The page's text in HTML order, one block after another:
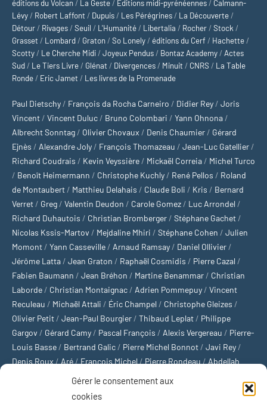
Gérer le consentement aux
cookies
éditions du Volcan / La Geste / Éditions midi-pyrénéennes / Calmann-
Lévy / Robert Laffont / Dupuis / Les Pérégrines / La Découverte /
Détour / Rivages /Seuil / L'Humanité / Libertalia / Rocher /Stock /
Grasset / Lombard / Graton /So Lonely /éditions du Cerf / Hachette /
Scotty / Le Cherche Midi /Joyeux Pendus / Bontaz Academy / Actes
Sud / Le Tiers Livre / Glénat / Divergences / Minuit / CNRS / La Table
Ronde / Eric Jamet / Les livres de la Promenade
Paul Dietschy / François da Rocha Carneiro / Didier Rey / Joris
Vincent / Vincent Duluc / Bruno Colombari / Yann Ohnona /
Albrecht Sonntag / Olivier Chovaux / Denis Chaumier / Gérard
Ejnès / Alexandre Joly / François Thomazeau / Jean-Luc Gatellier /
Richard Coudrais / Kevin Veyssière / Mickaël Correia / Michel Turco
/ Benoît Heimermann / Christophe Kuchly / René Pellos / Roland
de Montaubert / Matthieu Delahais / Claude Boli / Kris / Bernard
Verret / Greg / Valentin Deudon / Carole Gomez / Luc Arrondel /
Richard Duhautois / Christian Bromberger / Stéphane Gachet /
Nicolas Kssis-Martov / Mejdaline Mhiri / Stéphane Cohen / Julien
Momont / Yann Casseville / Arnaud Ramsay / Daniel Ollivier /
Jérôme Latta / Jean Graton / Raphaël Cosmidis / Pierre Cazal /
Fabien Baumann / Jean Bréhon / Martine Benammar / Christian
Laborde / Christian Montaignac / Adrien Pommepuy / Vincent
Reculeau / Michaël Attali / Éric Champel / Christophe Gleizes /
Olivier Petit / Jean-Paul Bourgier / Thibaud Leplat / Philippe
Gargov / Gérard Camy / Pascal François / Alexis Vergereau / Pierre-
Louis Basse / Bertrand Galic / Pierre Michel Bonnot / Javi Rey /
Denis Roux / Aré / François Michel / Pierre Rondeau / Abdellah
Michaël Delépine